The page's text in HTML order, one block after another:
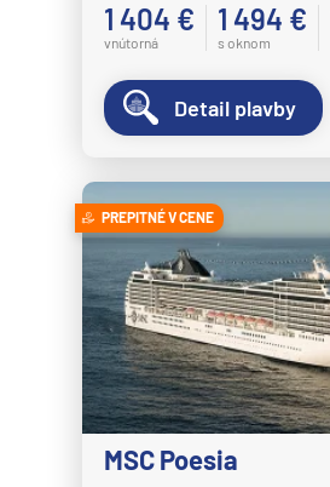
1 404 €
vnútorná
1 494 €
s oknom
Detail plavby
PREPITNÉ V CENE
MSC Poesia